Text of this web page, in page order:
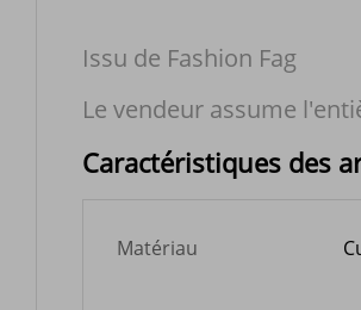
Issu de Fashion Fag
Le vendeur assume
Caractéristiques des
Matériau